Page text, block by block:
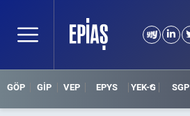
GÖP GİP VEP EPYS YEK-G SGP